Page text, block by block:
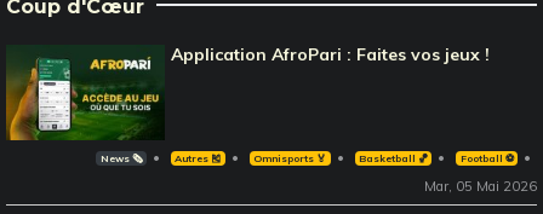
Coup d'Cœur
Application AfroPari : Faites vos jeux !
News 🗞️ Autres 🎽 Omnisports 🏅 Basketball 🏀 Football ⚽️
Mar, 05 Mai 2026